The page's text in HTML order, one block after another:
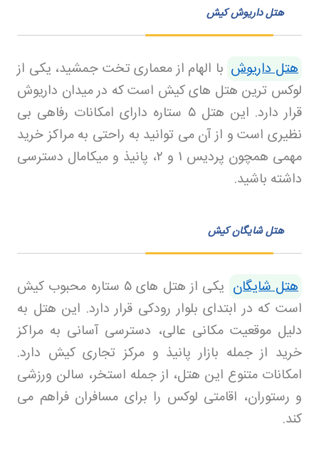
هتل داریوش کیش
هتل داریوش با الهام از معماری تخت جمشید، یکی از
لوکس ترین هتل های کیش است که در میدان داریوش
قرار دارد. این هتل۵ ستاره دارای امکانات رفاهی بی
نظیری است و از آن می توانید به راحتی به مراکز خرید
مهمی همچون پردیس ۱ و ۲، پانیذ و میکامال دسترسی
داشته باشید.
هتل شایگان کیش
هتل شایگان یکی از هتل های۵ ستاره محبوب کیش
است که در ابتدای بلوار رودکی قرار دارد. این هتل به
دلیل موقعیت مکانی عالی، دسترسی آسانی به مراکز
خرید از جمله بازار پانیذ و مرکز تجاری کیش دارد.
امکانات متنوع این هتل، از جمله استخر، سالن ورزشی
و رستوران، اقامتی لوکس را برای مسافران فراهم می
کند.